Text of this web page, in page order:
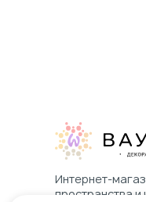
Интернет-
пространства